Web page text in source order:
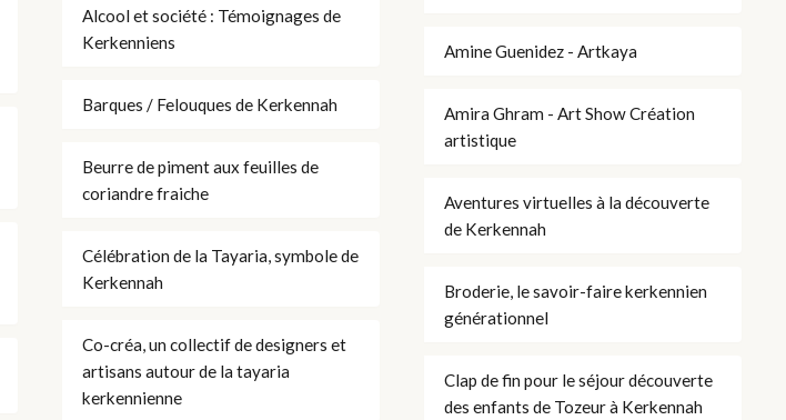
Alcool et société : Témoignages de
Kerkenniens
Barques / Felouques de Kerkennah
Beurre de piment aux feuilles de
coriandre fraiche
Célébration de la Tayaria, symbole de
Kerkennah
Co-créa, un collectif de designers et
artisans autour de la tayaria
kerkennienne
Amine Guenidez - Artkaya
Amira Ghram - Art Show Création
artistique
Aventures virtuelles à la découverte
de Kerkennah
Broderie, le savoir-faire kerkennien
générationnel
Clap de fin pour le séjour découverte
des enfants de Tozeur à Kerkennah